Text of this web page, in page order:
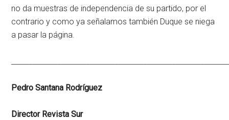
no da muestras de independencia de su partido, por el
contrario y como ya señalamos también Duque se niega
a pasar la página.
Pedro Santana Rodríguez
Director Revista Sur